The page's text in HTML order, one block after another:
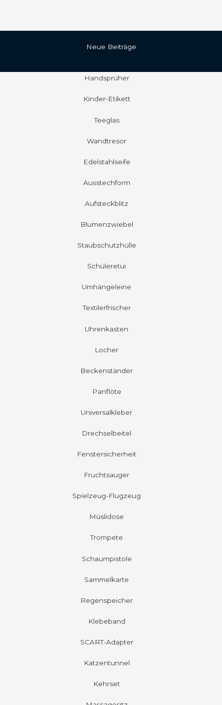
Neue Beiträge
Handsprüher
Kinder-Etikett
Teeglas
Wandtresor
Edelstahlseife
Ausstechform
Aufsteckblitz
Blumenzwiebel
Staubschutzhülle
Schüleretui
Umhängeleine
Textilerfrischer
Uhrenkasten
Locher
Beckenständer
Panflöte
Universalkleber
Drechselbeitel
Fenstersicherheit
Fruchtsauger
Spielzeug-Flugzeug
Müslidose
Trompete
Schaumpistole
Sammelkarte
Regenspeicher
Klebeband
SCART-Adapter
Katzentunnel
Kehrset